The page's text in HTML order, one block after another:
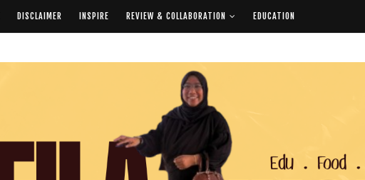
DISCLAIMER INSPIRE REVIEW & COLLABORATION EDUCATION